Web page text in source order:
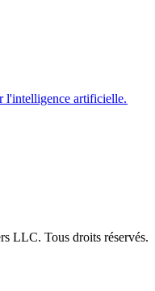
l'intelligence artificielle.​​
LLC. Tous droits réservés.​​